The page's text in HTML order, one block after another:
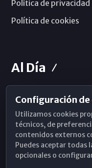
Política de privacidad
Política de cookies
Al Día
Horarios de Misa
Hemeroteca
WhatsApp
Configuración
Utilizamos cookies
técnicos, de
contenidos externos
Puedes aceptar todas
opcionales o